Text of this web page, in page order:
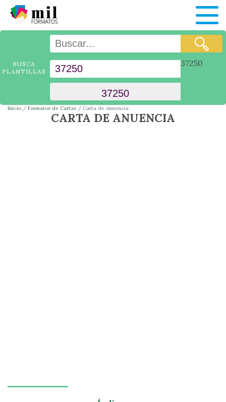
BUSCA
PLANTILLAS
37250
Inicio Formatos de Cartas Carta de Anuencia
CARTA DE ANUENCIA